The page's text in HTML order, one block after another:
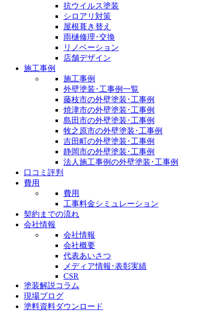
抗ウイルス塗装
シロアリ対策
屋根葺き替え
雨樋修理･交換
リノベーション
店舗デザイン
施工事例
施工事例
外壁塗装･工事例一覧
藤枝市の外壁塗装･工事例
焼津市の外壁塗装･工事例
島田市の外壁塗装･工事例
牧之原市の外壁塗装･工事例
吉田町の外壁塗装･工事例
静岡市の外壁塗装･工事例
法人施工事例の外壁塗装･工事例
口コミ評判
費用
費用
工事料金シミュレーション
契約までの流れ
会社情報
会社情報
会社概要
代表あいさつ
メディア情報･表彰実績
CSR
塗装解説コラム
現場ブログ
塗料資料ダウンロード